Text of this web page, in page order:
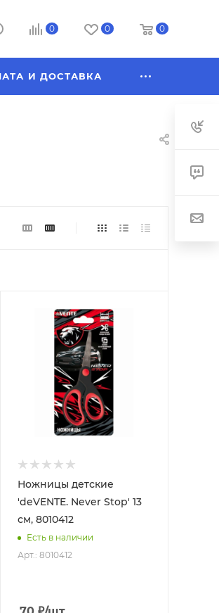
0 0 0
И ДОСТАВКА
Ножницы детские
'deVENTE. Never Stop' 13
см, 8010412
Есть в наличии
Арт.: 8010412